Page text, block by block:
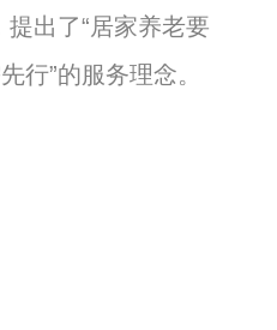
出了“居家养老要
行”的服务理念。